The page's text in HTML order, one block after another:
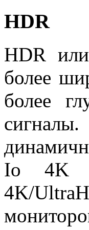
HDR
HDR
более
более
Io 4K
4K/